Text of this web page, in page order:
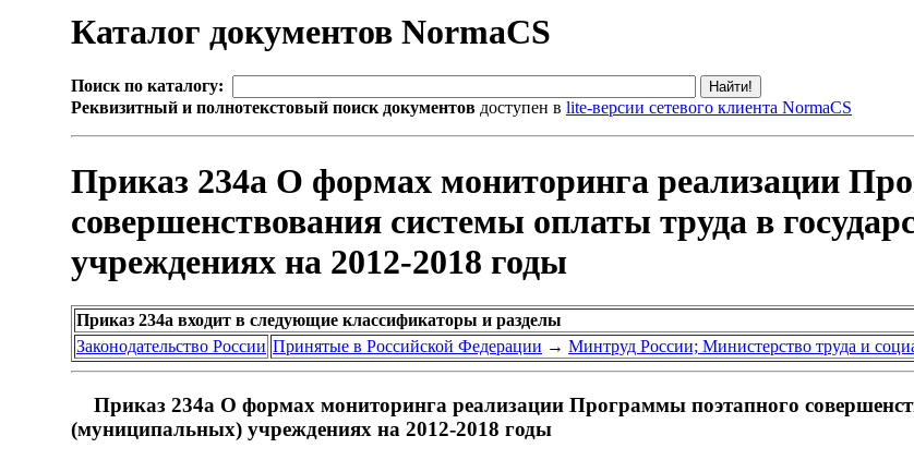
Каталог документов NormaCS
Поиск по каталогу:
Реквизитный и полнотекстовый поиск документов доступен в lite-версии сетевого клиента NormaCS
Приказ 234а О формах мониторинга реализации
совершенствования системы оплаты труда в
учреждениях на 2012-2018 годы
Приказ 234а входит в следующие классификаторы и разделы
Законодательство России Принятые в Российской Федерации → Минтруд России; Министерство труда и
Приказ 234а О формах мониторинга реализации Программы поэтапного
(муниципальных) учреждениях на 2012-2018 годы